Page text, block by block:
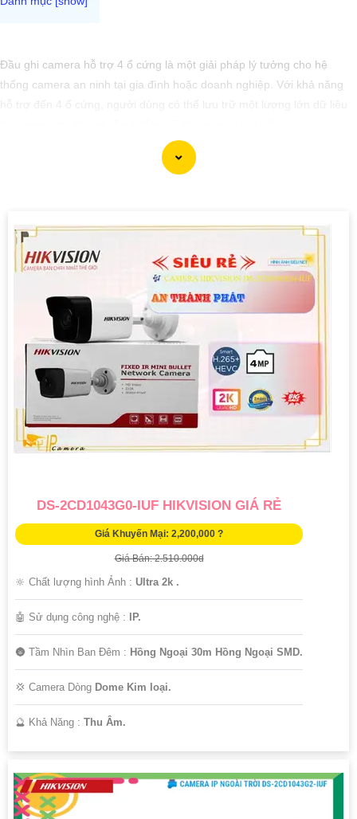
Đầu ghi camera hỗ trợ 4 ổ cứng là một giải pháp lý tưởng cho hệ
thống camera an ninh tại gia đình hoặc doanh nghiệp. Với khả năng
Đầu ghi này cung cấp các tính năng hiệu quả như ghi hình độ nét cao,
chức năng xem lại dễ dàng, và khả năng truy cập từ xa qua điện thoại
Với đầu ghi camera hỗ trợ 4 ổ cứng, bạn có thể yên tâm về việc bảo
vệ tài sản và an ninh trong mọi tình huống, đồng thời tiết kiệm thời
gian và công sức trong việc quản lý hệ thống camera.
DS-2CD1043G0-IUF HIKVISION GIÁ RẺ
Giá Khuyến Mại: 2,200,000 ?
Giá Bán: 2.510.000d
🔆 Chất lượng hình Ảnh : Ultra 2k .
🤖️ Sử dụng công nghệ : IP.
🌚 Tầm Nhìn Ban Đêm : Hồng Ngoại 30m Hồng Ngoại SMD.
💢 Camera Dòng Dome Kim loại.
️🔮 Khả Năng : Thu Âm.